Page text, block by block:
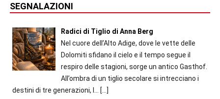
SEGNALAZIONI
Radici di Tiglio di Anna Berg
Nel cuore dell’Alto Adige, dove le vette delle
Dolomiti sfidano il cielo e il tempo segue il
respiro delle stagioni, sorge un antico Gasthof.
All’ombra di un tiglio secolare si intrecciano i
destini di tre generazioni, l...
[…]